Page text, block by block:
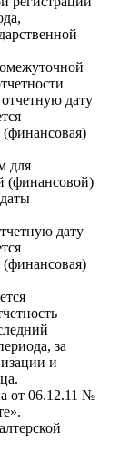
дату
(финансовая)
для
(финансовой)
дату
(финансовая)
за
и
от 06.12.11 №